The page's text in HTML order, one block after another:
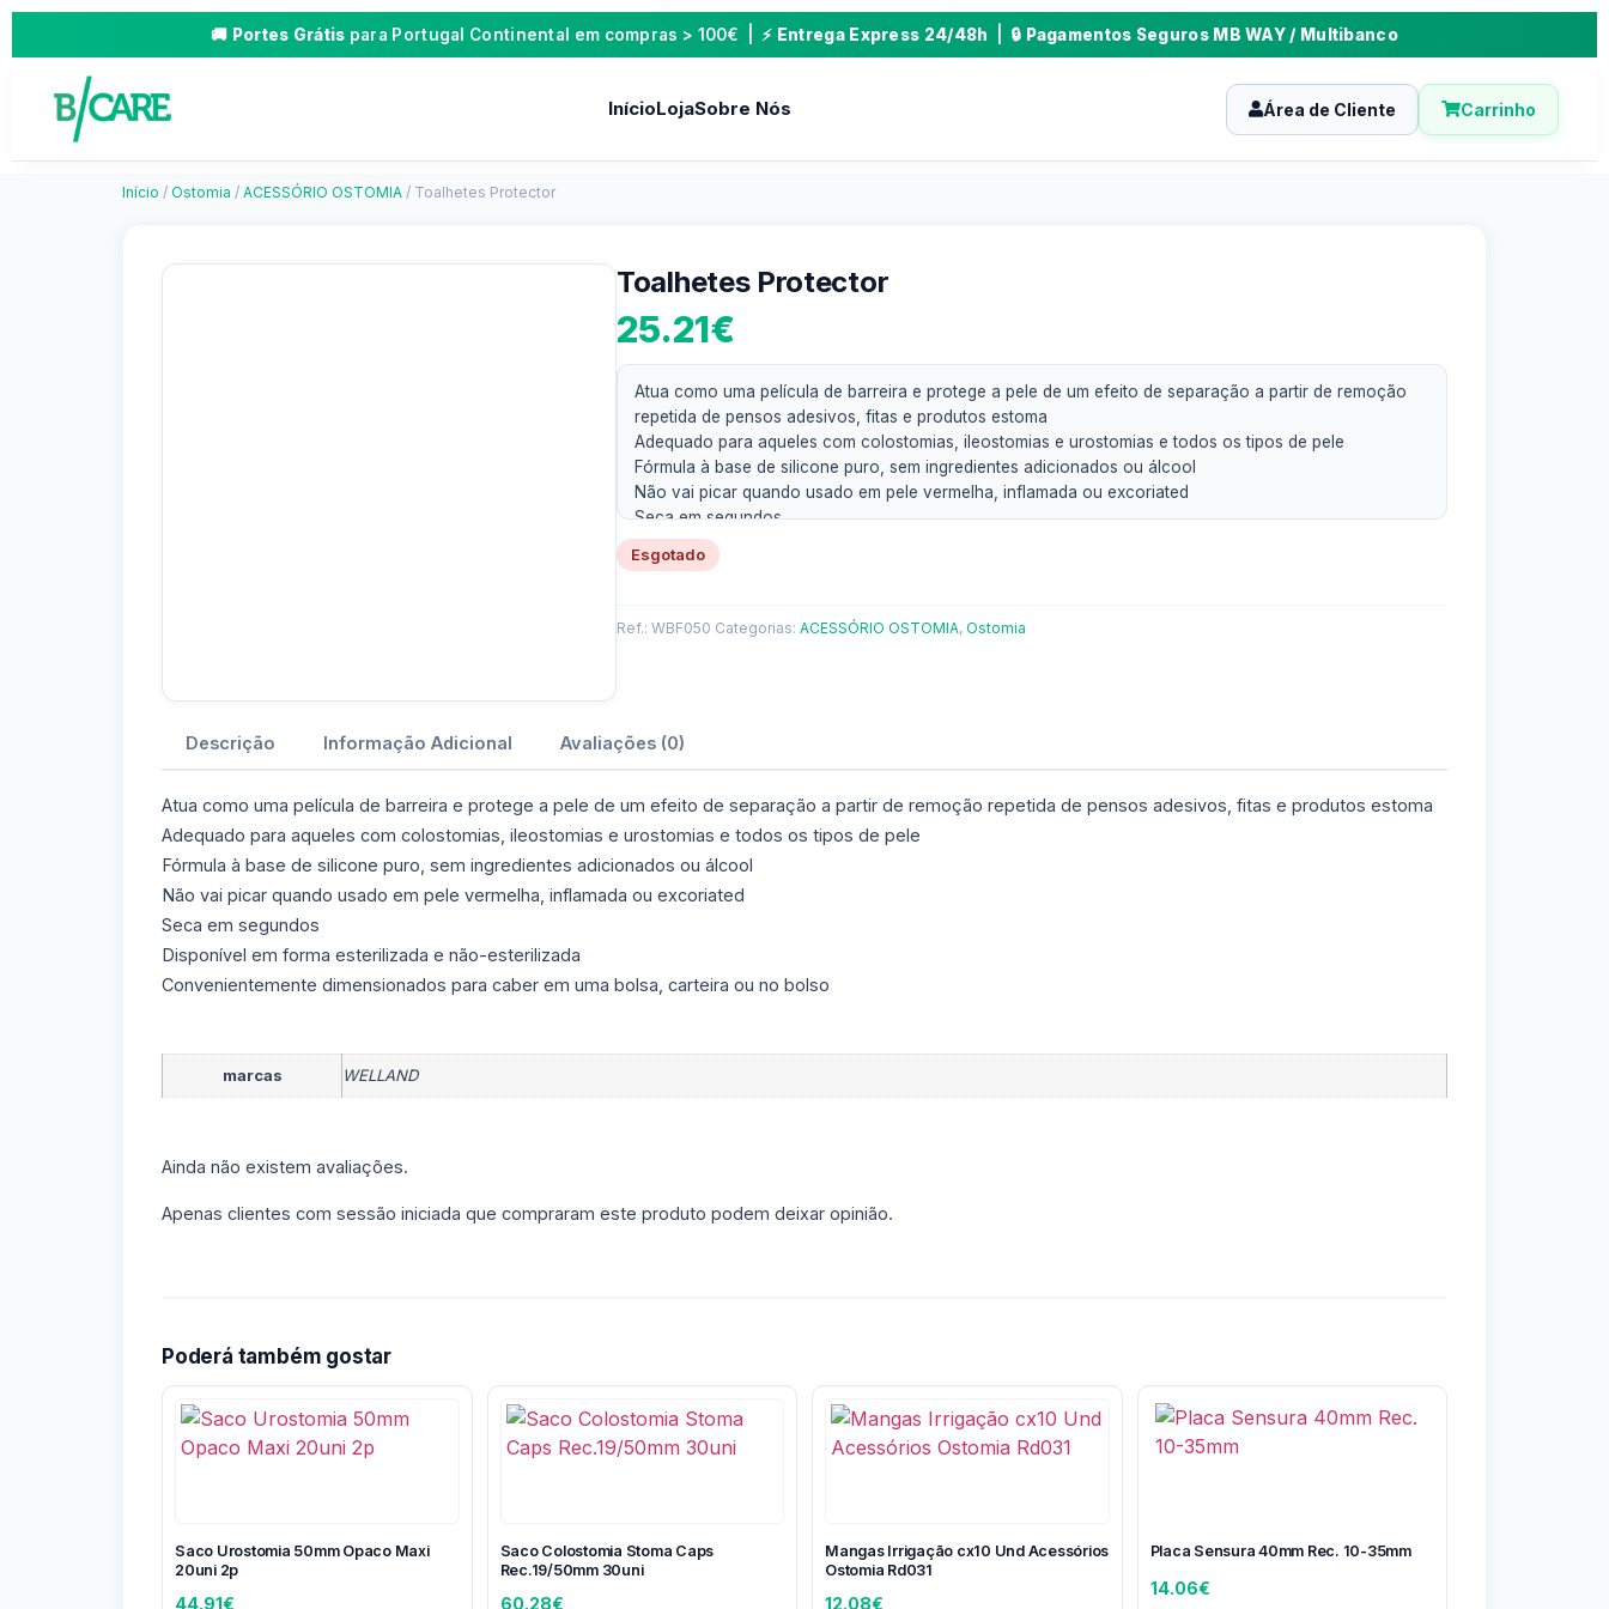
🚚 Portes Grátis para Portugal Continental em compras > 100€ | ⚡ Entrega Express 24/48h | 🔒 Pagamentos Seguros MB WAY / Multibanco
InícioLojaSobre Nós Área de Cliente Carrinho
Início / Ostomia / ACESSÓRIO OSTOMIA / Toalhetes Protector
Toalhetes Protector
25.21€
Atua como uma película de barreira e protege a pele de um efeito de separação a partir de remoção
repetida de pensos adesivos, fitas e produtos estoma
Adequado para aqueles com colostomias, ileostomias e urostomias e todos os tipos de pele
Fórmula à base de silicone puro, sem ingredientes adicionados ou álcool
Não vai picar quando usado em pele vermelha, inflamada ou excoriated
Seca em segundos
Disponível em forma esterilizada e não-esterilizada
Convenientemente dimensionados para caber em uma bolsa, carteira ou no bolso
Esgotado
Ref.: WBF050 Categorias: ACESSÓRIO OSTOMIA, Ostomia
Descrição Informação Adicional Avaliações (0)
Atua como uma película de barreira e protege a pele de um efeito de separação a partir de remoção repetida de pensos adesivos, fitas e produtos estoma
Adequado para aqueles com colostomias, ileostomias e urostomias e todos os tipos de pele
Fórmula à base de silicone puro, sem ingredientes adicionados ou álcool
Não vai picar quando usado em pele vermelha, inflamada ou excoriated
Seca em segundos
Disponível em forma esterilizada e não-esterilizada
Convenientemente dimensionados para caber em uma bolsa, carteira ou no bolso
marcas WELLAND
Ainda não existem avaliações.
Apenas clientes com sessão iniciada que compraram este produto podem deixar opinião.
Poderá também gostar
Saco Urostomia 50mm Opaco Maxi
20uni 2p
44.91€
Saco Colostomia Stoma Caps
Rec.19/50mm 30uni
60.28€
Mangas Irrigação cx10 Und Acessórios
Ostomia Rd031
12.08€
Placa Sensura 40mm Rec. 10-35mm
14.06€